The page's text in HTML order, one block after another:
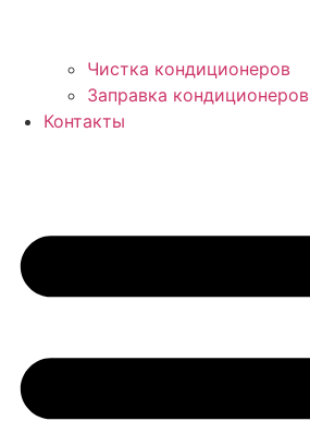
Чистка кондиционеров
Заправка кондиционеров
Контакты